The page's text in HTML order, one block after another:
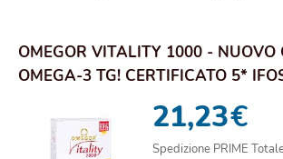
OMEGOR VITALITY 1000 - NUOVO
OMEGA-3 TG! CERTIFICATO 5*
21,23€
Spedizione PRIME